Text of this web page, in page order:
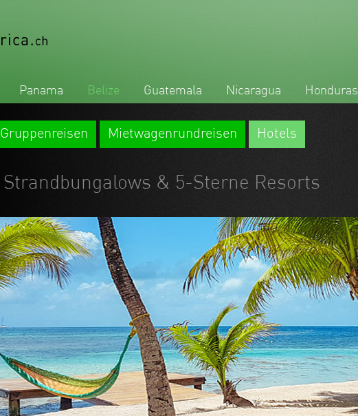
Panama Belize Guatemala Nicaragua Honduras
Gruppenreisen Mietwagenrundreisen Hotels
| Strandbungalows & 5-Sterne Resorts